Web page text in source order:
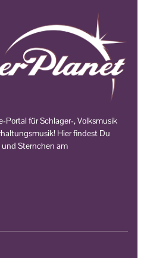
Portal für Schlager-, Volksmusik
Hier findest Du
und Sternchen am